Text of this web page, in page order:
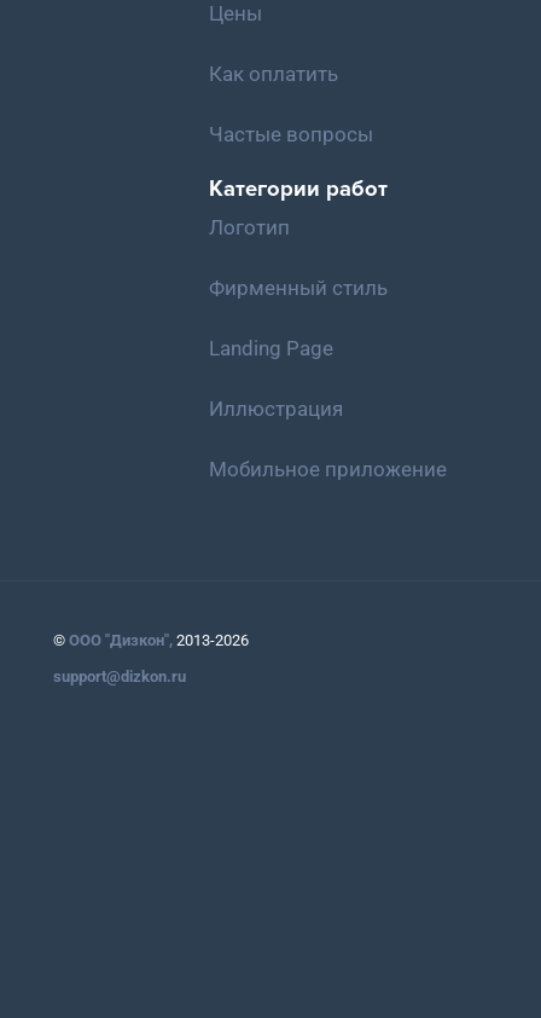
Цены
Как оплатить
Частые вопросы
Категории работ
Логотип
Фирменный стиль
Landing Page
Иллюстрация
Мобильное приложение
© ООО "Дизкон",2013-2026
support@dizkon.ru